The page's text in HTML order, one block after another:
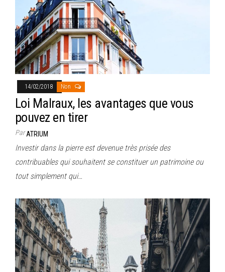
14/02/2018 Non
Loi Malraux, les avantages que vous
pouvez en tirer
ParATRIUM
Investir dans la pierre est devenue très prisée des
contribuables qui souhaitent se constituer un patrimoine ou
tout simplement qui…